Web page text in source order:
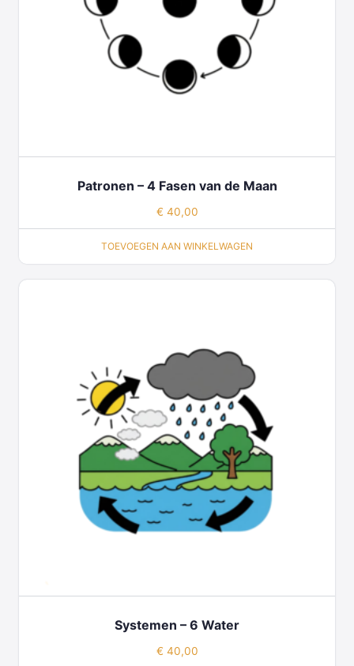
Patronen – 4 Fasen van de Maan
€ 40,00
TOEVOEGEN AAN WINKELWAGEN
Systemen – 6 Water
€ 40,00